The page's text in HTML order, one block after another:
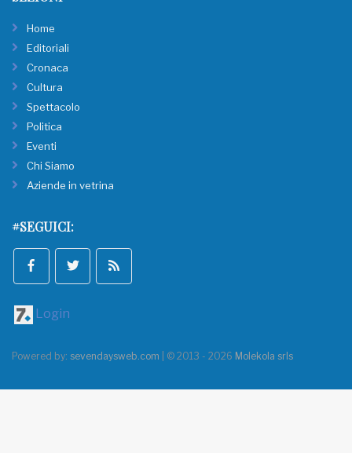
Home
Editoriali
Cronaca
Cultura
Spettacolo
Politica
Eventi
Chi Siamo
Aziende in vetrina
#SEGUICI:
Login
Powered by: sevendaysweb.com | © 2013 - 2026 Molekola srls